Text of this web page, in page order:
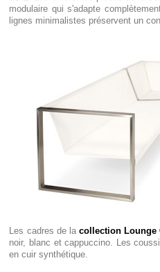
modulaire qui s'adapte
lignes minimalistes préservent un
Les cadres de lacollection Lounge
noir, blanc et cappuccino. Les
en cuir synthétique.